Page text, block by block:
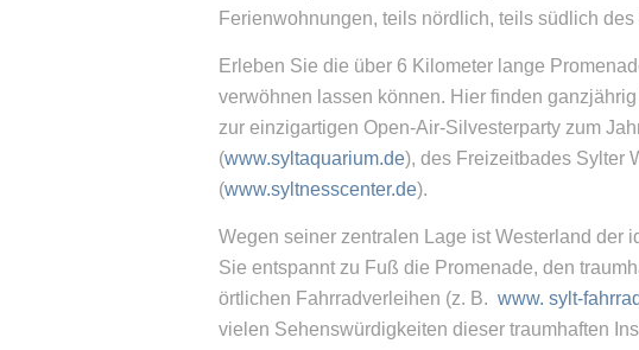
Ferienwohnungen, teils nördlich, teils südlich des
Erleben Sie die über 6 Kilometer lange
verwöhnen lassen können. Hier finden
zur einzigartigen Open-Air-Silvesterparty zum
(www.syltaquarium.de), des Freizeitbades Sylter
(www.syltnesscenter.de).
Wegen seiner zentralen Lage ist Westerland der
Sie entspannt zu Fuß die Promenade, den
örtlichen Fahrradverleihen (z. B.www. sylt-
vielen Sehenswürdigkeiten dieser traumhaften